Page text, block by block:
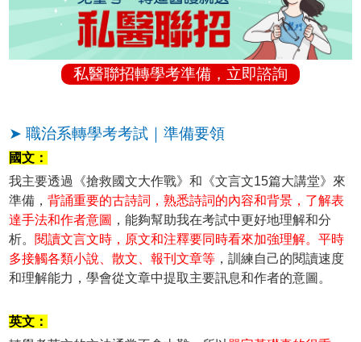
私醫聯招轉學考準備，立即諮詢
➤ 職治系轉學考考試｜準備要領
國文：
我主要透過《搶救國文大作戰》和《文言文15篇大講堂》來
準備，背誦重要的古詩詞，熟悉詩詞的內容和背景，了解表
達手法和作者意圖 ，能夠幫助我在考試中更好地理解和分
析。 閱讀文言文時，原文和注釋要同時看來加強理解。平時
多接觸各類小說、散文、報刊文章等 ，訓練自己的閱讀速度
和理解能力，學會從文章中提取主要訊息和作者的意圖。
英文：